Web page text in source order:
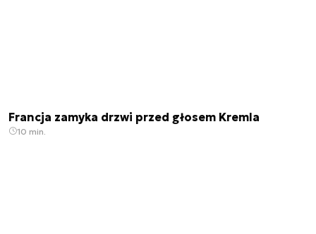
Francja zamyka drzwi przed głosem Kremla
10 min.